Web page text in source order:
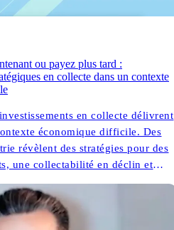
ou payez plus tard :
en collecte dans un contexte
en collecte délivrent
économique difficile. Des
révèlent des stratégies pour des
une collectabilité en déclin et